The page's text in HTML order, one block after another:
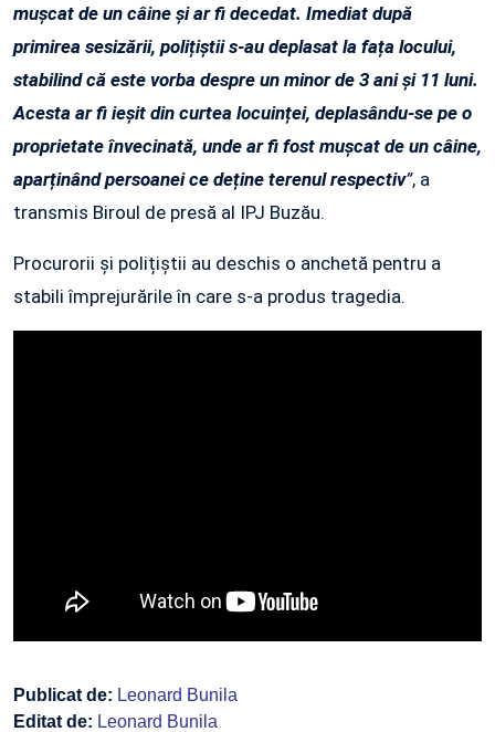
mușcat de un câine și ar fi decedat. Imediat după
primirea sesizării, polițiștii s-au deplasat la fața locului,
stabilind că este vorba despre un minor de 3 ani și 11 luni.
Acesta ar fi ieșit din curtea locuinței, deplasându-se pe o
proprietate învecinată, unde ar fi fost mușcat de un câine,
aparținând persoanei ce deține terenul respectiv”, a
transmis Biroul de presă al IPJ Buzău.
Procurorii și polițiștii au deschis o anchetă pentru a
stabili împrejurările în care s-a produs tragedia.
Publicat de: Leonard Bunila
Editat de: Leonard Bunila